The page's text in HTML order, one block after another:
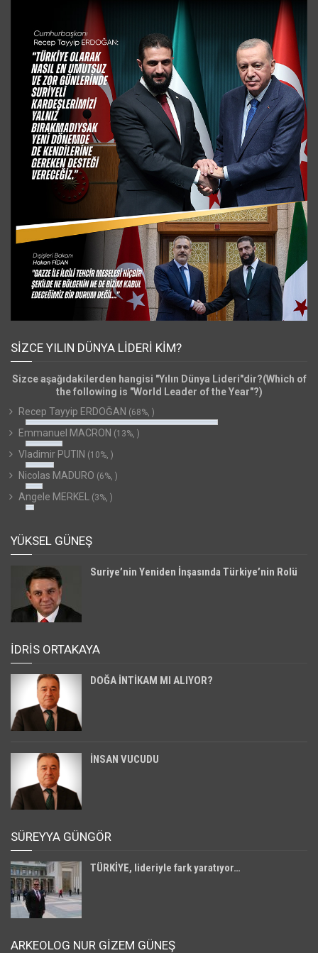
SIZCE YILIN DÜNYA LIDERI KIM?
Sizce aşağıdakilerden hangisi "Yılın Dünya Lideri"dir?(Which of
the following is "World Leader of the Year"?)
Recep Tayyip ERDOĞAN (68%, )
Emmanuel MACRON (13%, )
Vladimir PUTIN (10%, )
Nicolas MADURO (6%, )
Angele MERKEL (3%, )
YÜKSEL GÜNEŞ
Suriye’nin Yeniden İnşasında Türkiye’nin Rolü
İDRİS ORTAKAYA
DOĞA İNTİKAM MI ALIYOR?
İNSAN VUCUDU
SÜREYYA GÜNGÖR
TÜRKİYE, lideriyle fark yaratıyor…
ARKEOLOG NUR GİZEM GÜNEŞ